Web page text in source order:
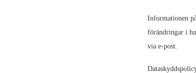
Informationen
förändringar i
via e-post.